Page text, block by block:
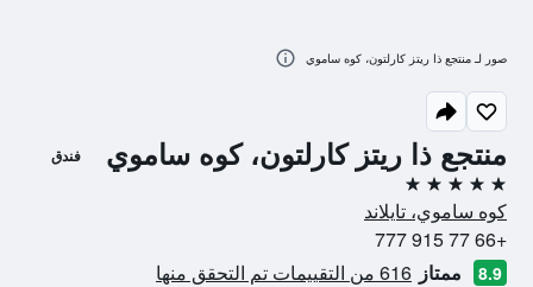
منتجع ذا ريتز كارلتون، كوه ساموي فندق
5 نجوم
كوه ساموي، تايلاند
+66 77 915 777
8.9 ممتاز 616 من التقييمات تم التحقق منها
صور لـ منتجع ذا ريتز كارلتون، كوه ساموي